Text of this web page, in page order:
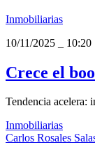
Inmobiliarias
10/11/2025
10:20
Crece el
Tendencia acelera:
Inmobiliarias
Carlos Rosales